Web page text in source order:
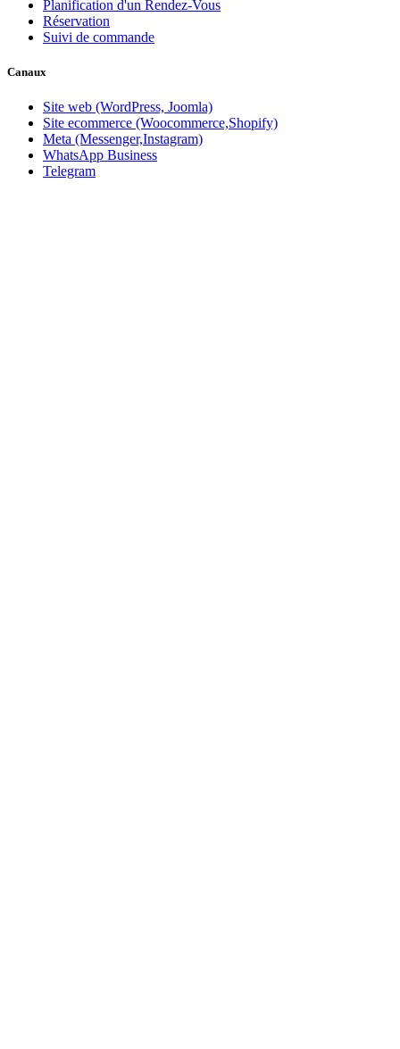
Planification d'un Rendez-Vous
Réservation
Suivi de commande
Canaux
Site web (WordPress, Joomla)
Site ecommerce (Woocommerce,Shopify)
Meta (Messenger,Instagram)
WhatsApp Business
Telegram